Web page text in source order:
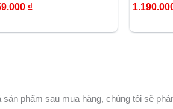
₫
Được xếp
hạng
phẩm sau mua hàng, chúng tôi sẽ